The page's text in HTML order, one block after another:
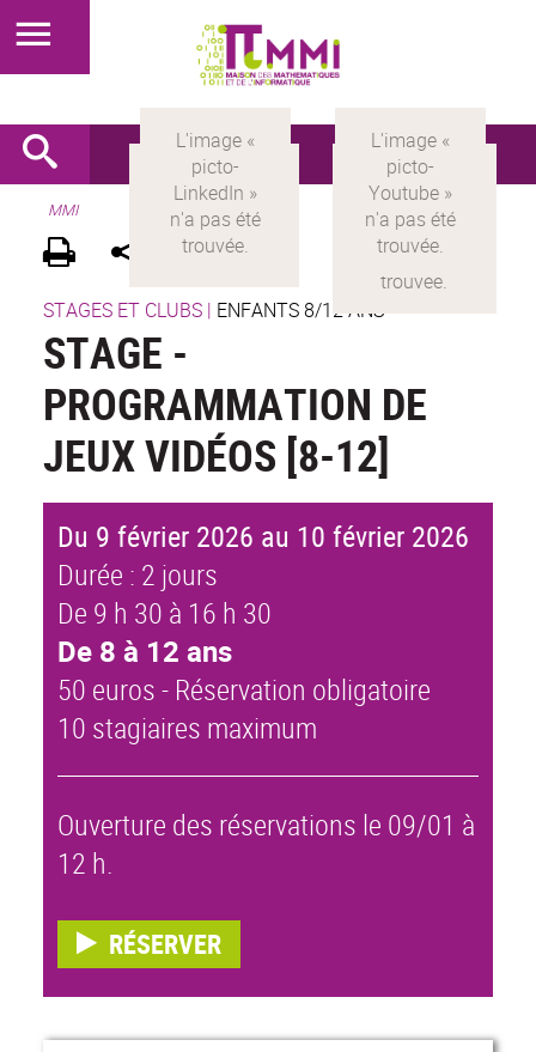
MMI
STAGES ET CLUBS | ENFANTS 8/12 ANS
STAGE -
PROGRAMMATION DE
JEUX VIDÉOS [8-12]
Du 9 février 2026 au 10 février 2026
Durée : 2 jours
De 9 h 30 à 16 h 30
De 8 à 12 ans
50 euros - Réservation obligatoire
10 stagiaires maximum
Ouverture des réservations le 09/01 à
12 h.
RÉSERVER